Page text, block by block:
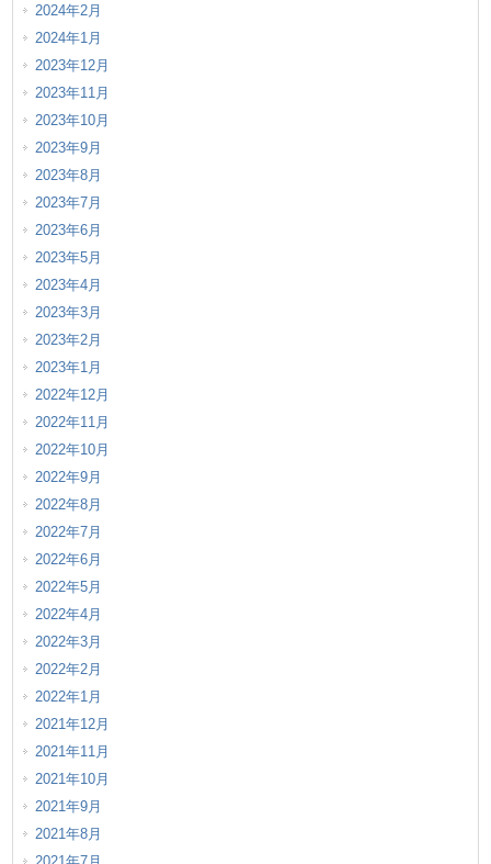
2024年2月
2024年1月
2023年12月
2023年11月
2023年10月
2023年9月
2023年8月
2023年7月
2023年6月
2023年5月
2023年4月
2023年3月
2023年2月
2023年1月
2022年12月
2022年11月
2022年10月
2022年9月
2022年8月
2022年7月
2022年6月
2022年5月
2022年4月
2022年3月
2022年2月
2022年1月
2021年12月
2021年11月
2021年10月
2021年9月
2021年8月